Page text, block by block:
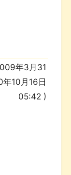
年3月31
年10月16日
05:42 )